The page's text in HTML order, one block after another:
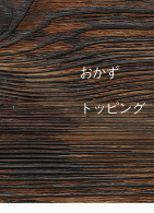
おかず
トッピング